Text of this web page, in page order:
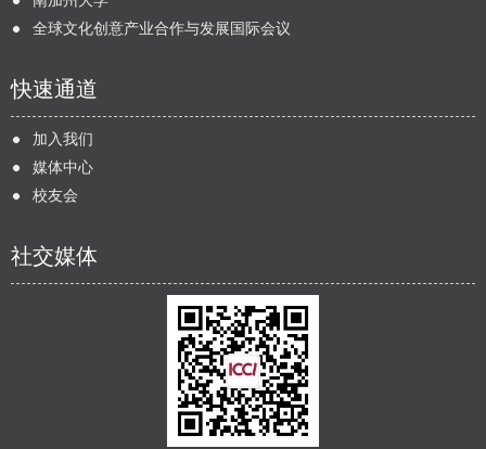
全球文化创意产业合作与发展国际会议
快速通道
加入我们
媒体中心
校友会
社交媒体